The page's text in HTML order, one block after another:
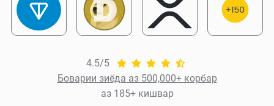
4.5/5
Боварии зиёда аз 500,000+ корбар
аз 185+ кишвар